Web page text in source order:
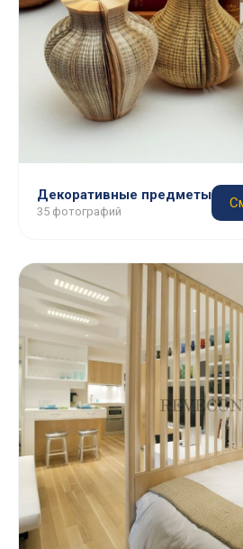
Декоративные предметы
35 фотографий